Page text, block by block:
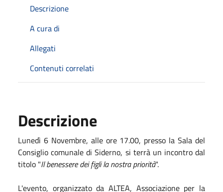
Descrizione
A cura di
Allegati
Contenuti correlati
Descrizione
Lunedì 6 Novembre, alle ore 17.00, presso la Sala del
Consiglio comunale di Siderno, si terrà un incontro dal
titolo "Il benessere dei figli la nostra priorità".
L'evento, organizzato da ALTEA, Associazione per la